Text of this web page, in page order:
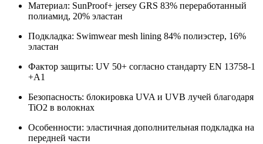
Материал: SunProof+ jersey GRS 83% переработанный
полиамид, 20% эластан
Подкладка: Swimwear mesh lining 84% полиэстер, 16%
эластан
Фактор защиты: UV 50+ согласно стандарту EN 13758-1
+A1
Безопасность: блокировка UVA и UVB лучей благодаря
TiO2 в волокнах
Особенности: эластичная дополнительная подкладка на
передней части